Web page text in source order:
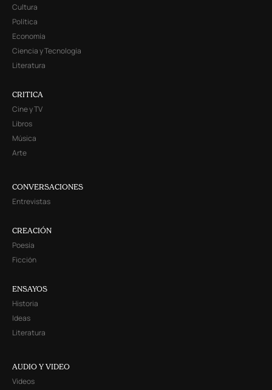
Cultura
Política
Economía
Ciencia y Tecnología
Literatura
CRITICA
Cine y TV
Libros
Música
Arte
CONVERSACIONES
Entrevistas
CREACIÓN
Poesía
Ficción
ENSAYOS
Historia
Ideas
Literatura
AUDIO Y VIDEO
Videos